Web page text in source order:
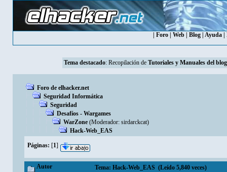
Foro| Web| Blog| Ayuda|
Tema destacado: Recopilación de Tutoriales y Manuales del blog
Foro de elhacker.net
Seguridad Informática
Seguridad
Desafíos - Wargames
WarZone (Moderador: sirdarckcat)
Hack-Web_EAS
Páginas: [1]
Autor Tema: Hack-Web_EAS (Leído 5,840 veces)